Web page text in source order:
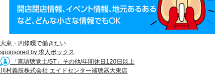
大東・四條畷で働きたい
sponsored by 求人ボックス
「言語聴覚士/ST」その他/年間休日120日以上
川村義肢株式会社 エイドセンター補聴器大東店